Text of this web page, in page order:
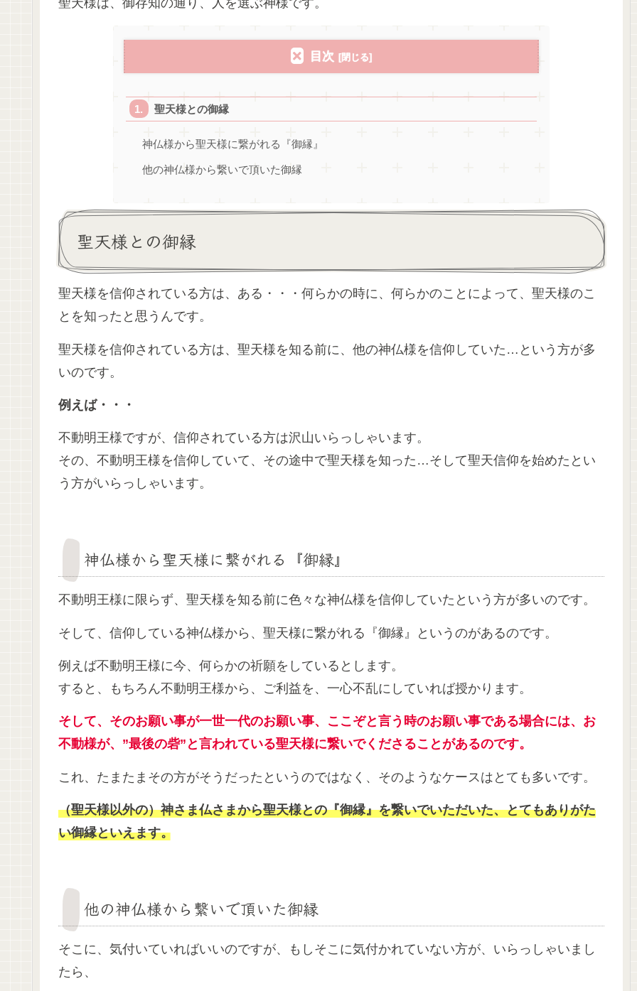
聖天様は、御存知の通り、人を選ぶ神様です。
目次
聖天様との御縁
神仏様から聖天様に繋がれる『御縁』
他の神仏様から繋いで頂いた御縁
聖天様との御縁
聖天様を信仰されている方は、ある・・・何らかの時に、何らかのことによって、聖天様のこ
とを知ったと思うんです。
聖天様を信仰されている方は、聖天様を知る前に、他の神仏様を信仰していた…という方が多
いのです。
例えば・・・
不動明王様ですが、信仰されている方は沢山いらっしゃいます。
その、不動明王様を信仰していて、その途中で聖天様を知った…そして聖天信仰を始めたとい
う方がいらっしゃいます。
神仏様から聖天様に繋がれる『御縁』
不動明王様に限らず、聖天様を知る前に色々な神仏様を信仰していたという方が多いのです。
そして、信仰している神仏様から、聖天様に繋がれる『御縁』というのがあるのです。
例えば不動明王様に今、何らかの祈願をしているとします。
すると、もちろん不動明王様から、ご利益を、一心不乱にしていれば授かります。
そして、そのお願い事が一世一代のお願い事、ここぞと言う時のお願い事である場合には、お
不動様が、”最後の砦”と言われている聖天様に繋いでくださることがあるのです。
これ、たまたまその方がそうだったというのではなく、そのようなケースはとても多いです。
（聖天様以外の）神さま仏さまから聖天様との『御縁』を繋いでいただいた、とてもありがた
い御縁といえます。
他の神仏様から繋いで頂いた御縁
そこに、気付いていればいいのですが、もしそこに気付かれていない方が、いらっしゃいまし
たら、